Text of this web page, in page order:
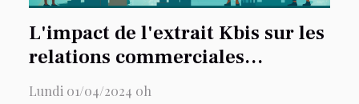
L'impact de l'extrait Kbis sur les
relations commerciales
internationales
Lundi 01/04/2024 0h